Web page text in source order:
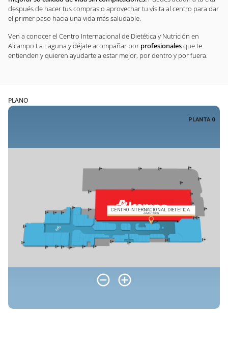
después de hacer tus compras o aprovechar tu visita al centro para dar
el primer paso hacia una vida más saludable.
Ven a conocer el Centro Internacional de Dietética y Nutrición en
Alcampo La Laguna y déjate acompañar por profesionalesque te
entienden y quieren ayudarte a estar mejor, por dentro y por fuera.
PLANO